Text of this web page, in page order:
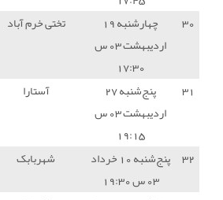
خرم آباد خیبر خرم آباد 1 - 0
شهرداری آستارا 3 - 2
مس شهربابک 4 - 1